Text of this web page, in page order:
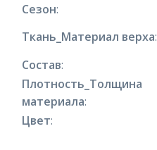
Сезон:
Ткань_Материал верха:
Состав:
Плотность_Толщина
материала:
Цвет: